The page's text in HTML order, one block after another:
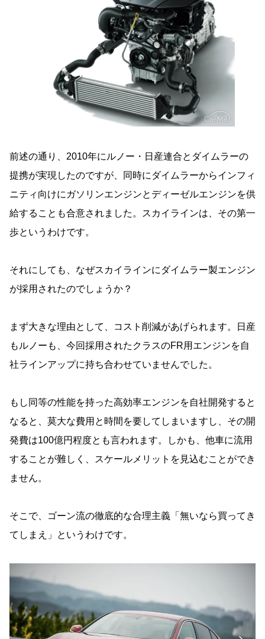
前述の通り、2010年にルノー・日産連合とダイムラーの
提携が実現したのですが、同時にダイムラーからインフィ
ニティ向けにガソリンエンジンとディーゼルエンジンを供
給することも合意されました。スカイラインは、その第一
歩というわけです。
それにしても、なぜスカイラインにダイムラー製エンジン
が採用されたのでしょうか？
まず大きな理由として、コスト削減があげられます。日産
もルノーも、今回採用されたクラスのFR用エンジンを自
社ラインアップに持ち合わせていませんでした。
もし同等の性能を持った高効率エンジンを自社開発すると
なると、莫大な費用と時間を要してしまいますし、その開
発費は100億円程度とも言われます。しかも、他車に流用
することが難しく、スケールメリットを見込むことができ
ません。
そこで、ゴーン流の徹底的な合理主義「無いなら買ってき
てしまえ」というわけです。